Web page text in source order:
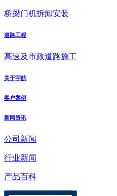
桥梁门机拆卸安装
道路工程
高速及市政道路施工
关于宇航
客户案例
新闻资讯
公司新闻
行业新闻
产品百科